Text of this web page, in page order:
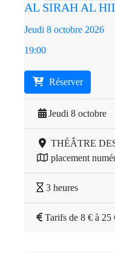
AL SIRAH AL
Jeudi 8 octobre 2026
19:00
Réserver
Jeudi 8 octobre
THÉÂTRE
placement
3 heures
Tarifs de 8 € à 25